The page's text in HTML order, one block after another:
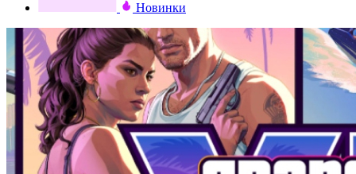
Новинки